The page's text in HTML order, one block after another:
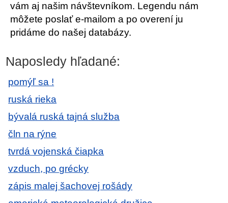
vám aj našim návštevníkom. Legendu nám
môžete poslať e-mailom a po overení ju
pridáme do našej databázy.
Naposledy hľadané:
pomýľ sa !
ruská rieka
bývalá ruská tajná služba
čln na rýne
tvrdá vojenská čiapka
vzduch, po grécky
zápis malej šachovej rošády